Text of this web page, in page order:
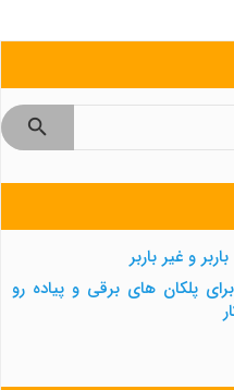
و غیر باربر
برای پلکان های برقی و پیاده رو